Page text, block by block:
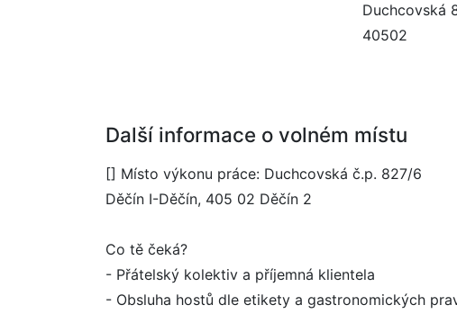
Duchcovská
40502
Další informace o volném místu
[] Místo výkonu práce: Duchcovská č.p. 827/6
Děčín I-Děčín, 405 02 Děčín 2
Co tě čeká?
- Přátelský kolektiv a příjemná klientela
- Obsluha hostů dle etikety a gastronomických